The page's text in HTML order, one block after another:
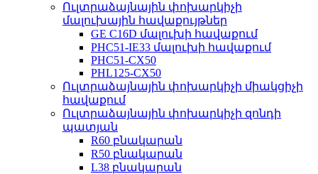
Ուլտրաձայնային փոխարկիչի
մալուխային հավաքույթներ
GE C16D մալուխի հավաքում
PHC51-IE33 մալուխի հավաքում
PHC51-CX50
PHL125-CX50
Ուլտրաձայնային փոխարկիչի միակցիչի
հավաքում
Ուլտրաձայնային փոխարկիչի զոնդի
պատյան
R60 բնակարան
R50 բնակարան
L38 բնակարան